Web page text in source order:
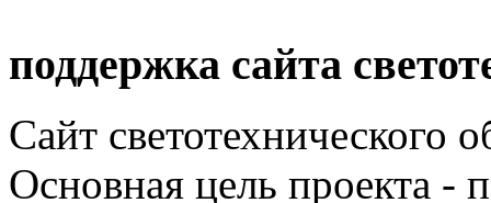
поддержка сайта
Сайт светотехнического
Основная цель проекта -